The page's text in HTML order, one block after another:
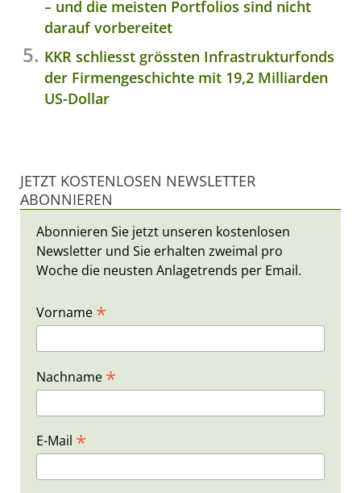
– und die meisten Portfolios sind nicht
darauf vorbereitet
KKR schliesst grössten Infrastrukturfonds
der Firmengeschichte mit 19,2 Milliarden
US-Dollar
JETZT KOSTENLOSEN NEWSLETTER
ABONNIEREN
Abonnieren Sie jetzt unseren kostenlosen
Newsletter und Sie erhalten zweimal pro
Woche die neusten Anlagetrends per Email.
Vorname *
Nachname *
E-Mail *